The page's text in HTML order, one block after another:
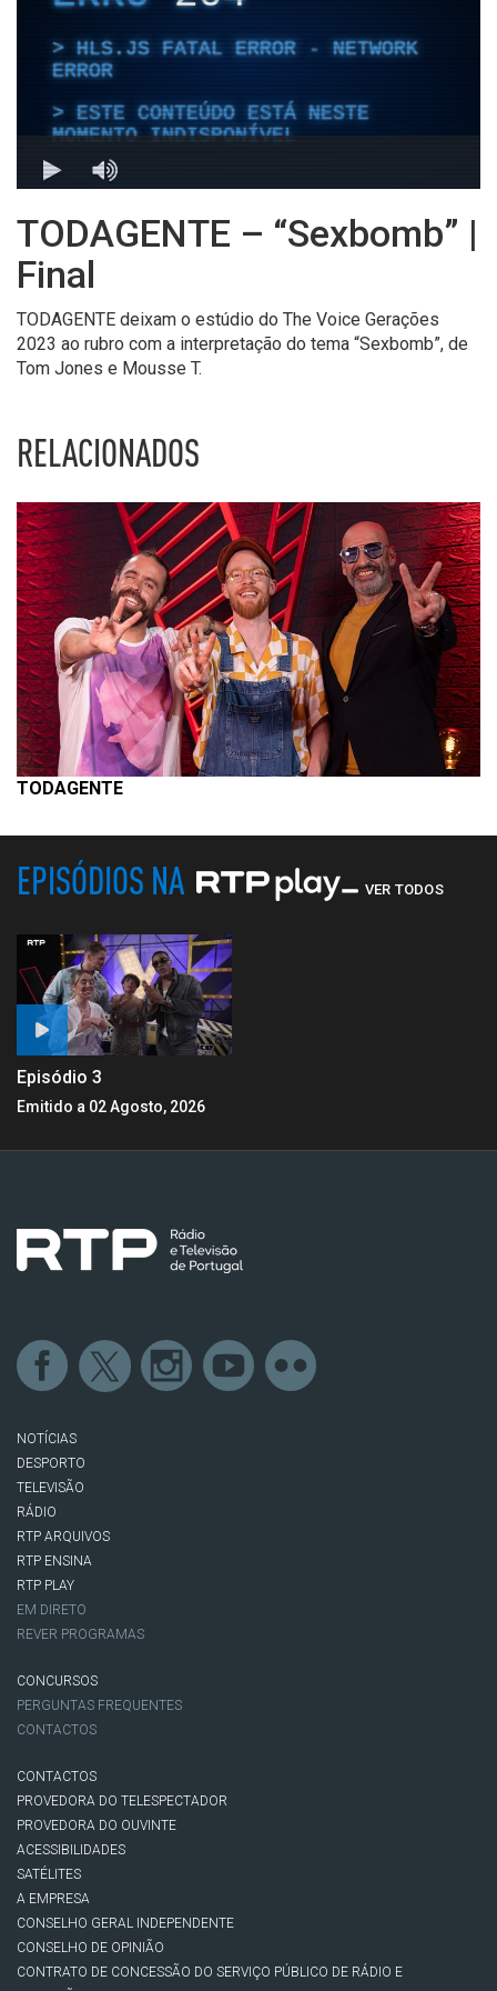
TODAGENTE – “Sexbomb” |
Final
TODAGENTE deixam o estúdio do The Voice Gerações
2023 ao rubro com a interpretação do tema “Sexbomb”, de
Tom Jones e Mousse T.
RELACIONADOS
TODAGENTE
EPISÓDIOS NA VER TODOS
Episódio 3
Emitido a 02 Agosto, 2026
NOTÍCIAS
DESPORTO
TELEVISÃO
RÁDIO
RTP ARQUIVOS
RTP ENSINA
RTP PLAY
EM DIRETO
REVER PROGRAMAS
CONCURSOS
PERGUNTAS FREQUENTES
CONTACTOS
CONTACTOS
PROVEDORA DO TELESPECTADOR
PROVEDORA DO OUVINTE
ACESSIBILIDADES
SATÉLITES
A EMPRESA
CONSELHO GERAL INDEPENDENTE
CONSELHO DE OPINIÃO
CONTRATO DE CONCESSÃO DO SERVIÇO PÚBLICO DE RÁDIO E